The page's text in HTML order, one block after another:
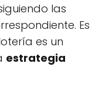
las
Es
es un
estrategia